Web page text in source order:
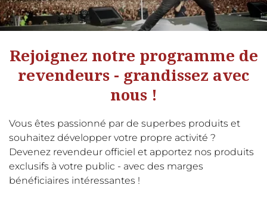
Rejoignez notre programme de
revendeurs - grandissez avec
nous !
Vous êtes passionné par de superbes produits et
souhaitez développer votre propre activité ?
Devenez revendeur officiel et apportez nos produits
exclusifs à votre public - avec des marges
bénéficiaires intéressantes !